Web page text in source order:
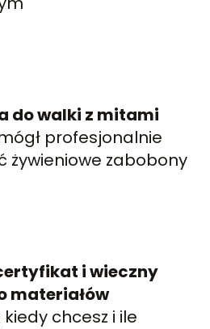
do walki z mitami
profesjonalnie
żywieniowe zabobony
i wieczny
materiałów
kiedy chcesz i ile